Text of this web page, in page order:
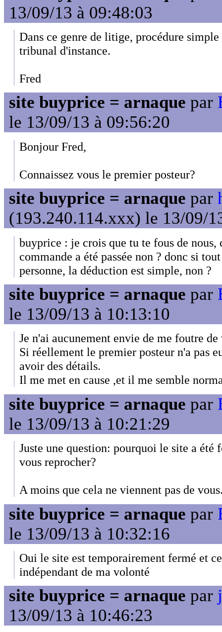
13/09/13 à 09:48:03
Dans ce genre de litige, procédure
tribunal d'instance.
Fred
site buyprice = arnaque par
le 13/09/13 à 09:56:20
Bonjour Fred,
Connaissez vous le premier posteur?
site buyprice = arnaque par
(193.240.114.xxx) le 13/09/
buyprice : je crois que tu te fous de nous,
commande a été passée non ? donc si
personne, la déduction est simple, non ?
site buyprice = arnaque par
le 13/09/13 à 10:13:10
Je n'ai aucunement envie de me foutre de
Si réellement le premier posteur n'a pas
avoir des détails.
Il me met en cause ,et il me semble
site buyprice = arnaque par
le 13/09/13 à 10:21:29
Juste une question: pourquoi le site a été
vous reprocher?
A moins que cela ne viennent pas de
site buyprice = arnaque par
le 13/09/13 à 10:32:16
Oui le site est temporairement fermé et
indépendant de ma volonté
site buyprice = arnaque par
13/09/13 à 10:46:23